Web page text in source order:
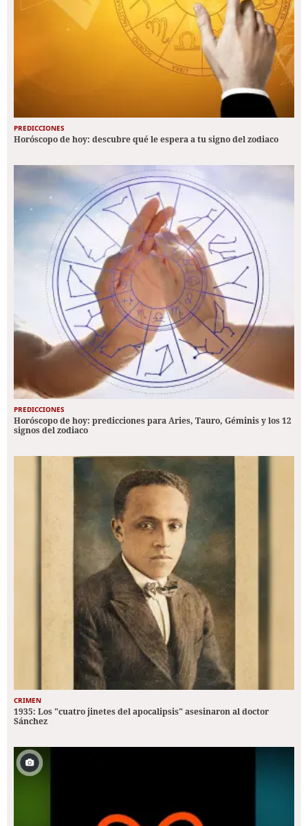
PREDICCIONES
Horóscopo de hoy: descubre qué le espera a tu signo del zodiaco
PREDICCIONES
Horóscopo de hoy: predicciones para Aries, Tauro, Géminis y los 12
signos del zodiaco
CRIMEN
1935: Los "cuatro jinetes del apocalipsis" asesinaron al doctor
Sánchez